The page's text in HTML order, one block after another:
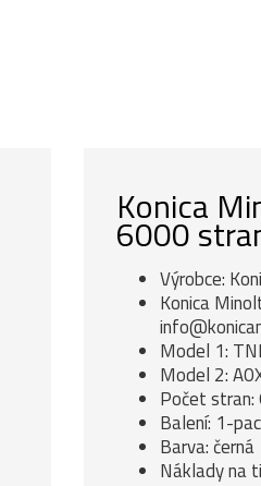
Konica
6000
Výrobce:
Konica
Model 1:
Model 2:
Počet
Balení: 1-
Barva: černá
Náklady na